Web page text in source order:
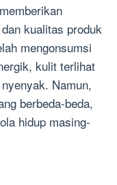
kualitas produk
mengonsumsi
kulit terlihat
Namun,
berbeda-beda,
hidup masing-